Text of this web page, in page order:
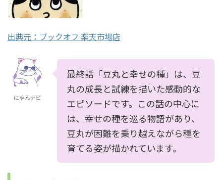
出典元：ブックオフ 楽天市場店
にゃんナビ
最終話「豆丸と幸せの種」は、豆
丸の成長と試練を描いた感動的な
エピソードです。この話の中心に
は、幸せの種を巡る物語があり、
豆丸が困難を乗り越えながら種を
育てる姿が描かれています。